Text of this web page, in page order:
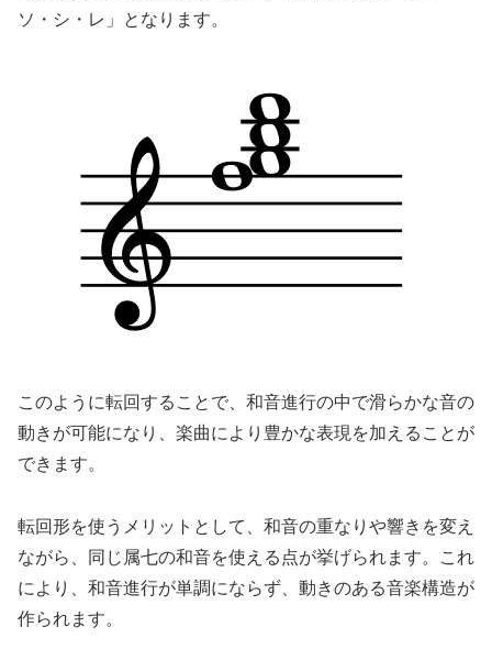
ソ・シ・レ」となります。
このように転回することで、和音進行の中で滑らかな音の
動きが可能になり、楽曲により豊かな表現を加えることが
できます。
転回形を使うメリットとして、和音の重なりや響きを変え
ながら、同じ属七の和音を使える点が挙げられます。これ
により、和音進行が単調にならず、動きのある音楽構造が
作られます。